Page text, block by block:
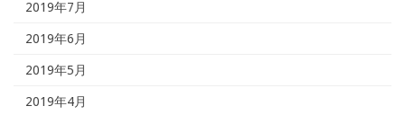
2019年7月
2019年6月
2019年5月
2019年4月